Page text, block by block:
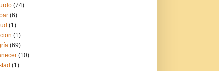
(74)
(6)
(1)
(1)
(69)
(10)
(1)